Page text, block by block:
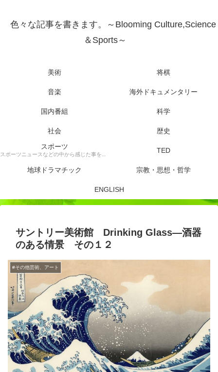
色々な記事を書きます。～Blooming Culture,Science
＆Sports～
美術 将棋
音楽 海外ドキュメンタリー
国内番組 科学
社会
歴史
スポーツ
スポーツニュースなどの中から感じた事を書きます。 TED
地球ドラマチック 宗教・思想・哲学
ENGLISH
サントリー美術館 Drinking Glass―酒器
のある情景 その１２
#その他芸術、アート